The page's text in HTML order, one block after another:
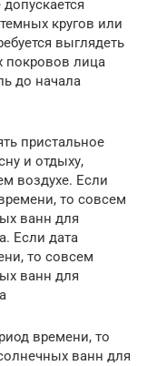
кругов или
выглядеть
покровов лица
до начала
пристальное
и отдыху,
воздухе. Если
то совсем
ванн для
Если дата
то совсем
ванн для
времени, то
ванн для